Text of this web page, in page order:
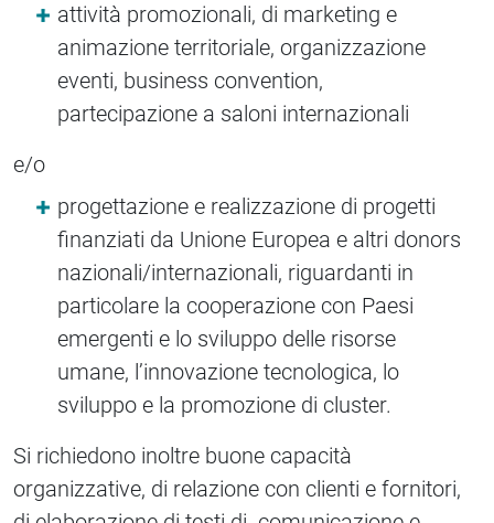
attività promozionali, di marketing e
animazione territoriale, organizzazione
eventi, business convention,
partecipazione a saloni internazionali
e/o
progettazione e realizzazione di progetti
finanziati da Unione Europea e altri donors
nazionali/internazionali, riguardanti in
particolare la cooperazione con Paesi
emergenti e lo sviluppo delle risorse
umane, l’innovazione tecnologica, lo
sviluppo e la promozione di cluster.
Si richiedono inoltre buone capacità
organizzative, di relazione con clienti e fornitori,